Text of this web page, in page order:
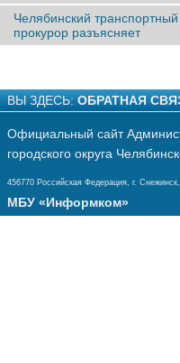
Челябинский транспортный
прокурор разъясняет
ВЫ ЗДЕСЬ: ОБРАТНАЯ
Официальный сайт
городского округа
456770 Российская Федерация, г.
МБУ «Информком»